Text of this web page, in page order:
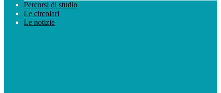
Percorsi di studio
Le circolari
Le notizie